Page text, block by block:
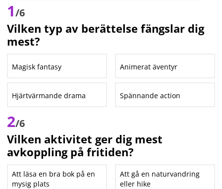
1/6
Vilken typ av berättelse fängslar dig
mest?
Magisk fantasy Animerat äventyr
Hjärtvärmande drama Spännande action
2/6
Vilken aktivitet ger dig mest
avkoppling på fritiden?
Att läsa en bra bok på en
mysig plats
Att gå en naturvandring
eller hike